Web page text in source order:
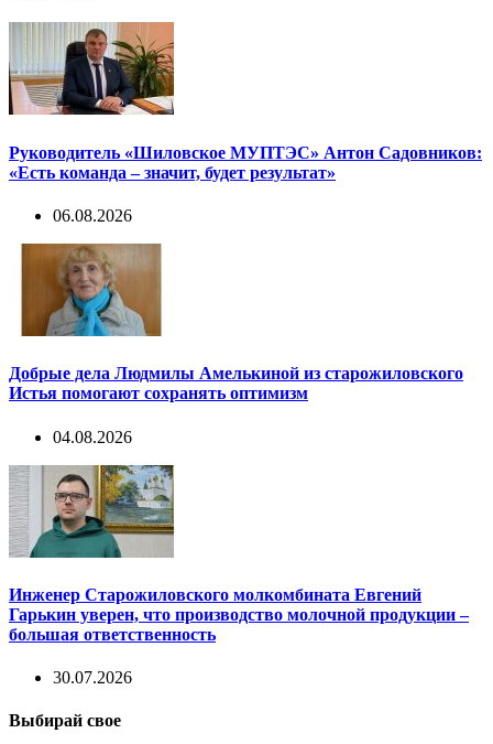
Руководитель «Шиловское МУПТЭС» Антон Садовников:
«Есть команда – значит, будет результат»
06.08.2026
Добрые дела Людмилы Амелькиной из старожиловского
Истья помогают сохранять оптимизм
04.08.2026
Инженер Старожиловского молкомбината Евгений
Гарькин уверен, что производство молочной продукции –
большая ответственность
30.07.2026
Выбирай свое